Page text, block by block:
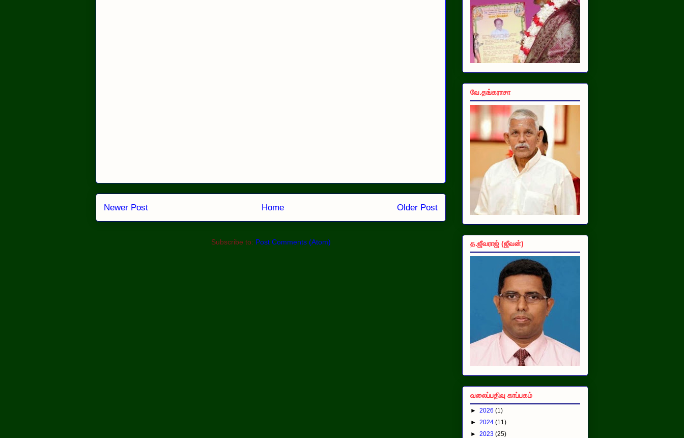
Newer Post Older Post
Home
Subscribe to: Post Comments (Atom)
வே.தங்கராசா
த.ஜீவராஜ் (ஜீவன்)
வலைப்பதிவு காப்பகம்
► 2026 (1)
► 2024 (11)
► 2023 (25)